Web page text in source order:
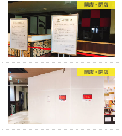
開店・閉店
開店・閉店